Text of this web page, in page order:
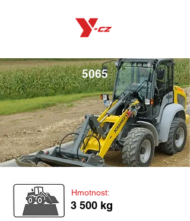
5065
3 500 kg
Hmotnost: